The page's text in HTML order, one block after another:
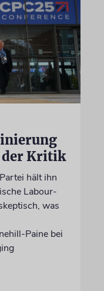
der Kritik
hält ihn
Labour-
was
Paine bei